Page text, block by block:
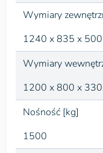
Wymiary
1240 x 835 x 500
Wymiary
1200 x 800 x 330
Nośność [kg]
1500